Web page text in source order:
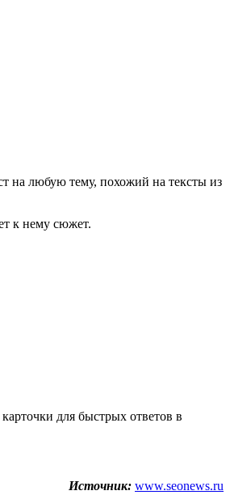
на любую тему, похожий на тексты из
к нему сюжет.
для быстрых ответов в
Источник: www.seonews.ru